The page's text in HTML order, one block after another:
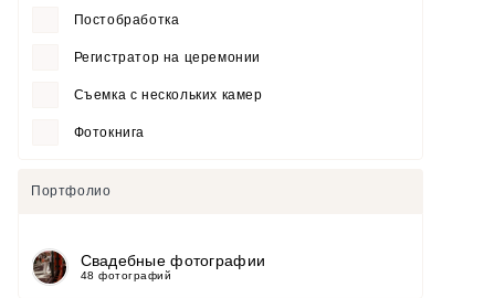
Постобработка
Регистратор на церемонии
Съемка с нескольких камер
Фотокнига
Портфолио
Свадебные фотографии
48 фотографий